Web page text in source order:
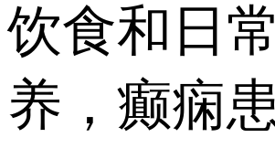
饮食和日
养，癫痫